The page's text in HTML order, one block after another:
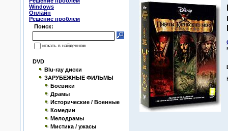
Windows
Онлайн
Решение проблем
Поиск:
искать в найденном
DVD
Blu-ray диски
ЗАРУБЕЖНЫЕ ФИЛЬМЫ
Боевики
Драмы
Исторические / Военные
Комедии
Мелодрамы
Мистика / ужасы